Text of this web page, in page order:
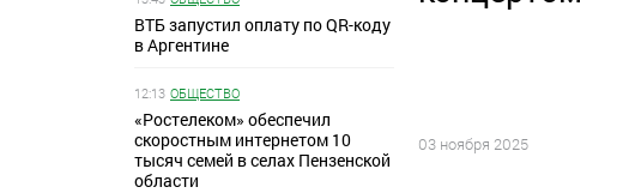
ВТБ запустил оплату по QR-коду
в Аргентине
12:13 ОБЩЕСТВО
«Ростелеком» обеспечил
скоростным интернетом 10
тысяч семей в селах Пензенской
области
03 ноября 2025